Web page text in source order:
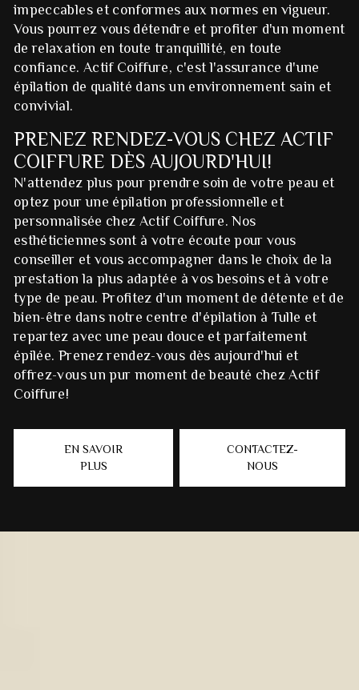
impeccables et conformes aux normes en vigueur.
Vous pourrez vous détendre et profiter d'un moment
de relaxation en toute tranquillité, en toute
confiance. Actif Coiffure, c'est l'assurance d'une
épilation de qualité dans un environnement sain et
convivial.
PRENEZ RENDEZ-VOUS CHEZ ACTIF
COIFFURE DÈS AUJOURD'HUI!
N'attendez plus pour prendre soin de votre peau et
optez pour une épilation professionnelle et
personnalisée chez Actif Coiffure. Nos
esthéticiennes sont à votre écoute pour vous
conseiller et vous accompagner dans le choix de la
prestation la plus adaptée à vos besoins et à votre
type de peau. Profitez d'un moment de détente et de
bien-être dans notre centre d'épilation à Tulle et
repartez avec une peau douce et parfaitement
épilée. Prenez rendez-vous dès aujourd'hui et
offrez-vous un pur moment de beauté chez Actif
Coiffure!
EN SAVOIR
PLUS
CONTACTEZ-
NOUS